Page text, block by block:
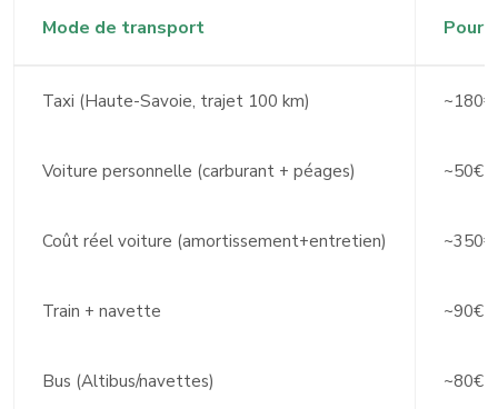
Mode de transport Pour
Taxi (Haute-Savoie, trajet 100 km) ~180€
Voiture personnelle (carburant + péages) ~50€
Coût réel voiture (amortissement+entretien) ~350€
Train + navette ~90€
Bus (Altibus/navettes) ~80€